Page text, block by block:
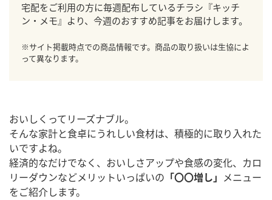
宅配をご利用の方に毎週配布しているチラシ『キッチ
ン・メモ』より、今週のおすすめ記事をお届けします。
※サイト掲載時点での商品情報です。商品の取り扱いは生協によ
って異なります。
おいしくってリーズナブル。
そんな家計と食卓にうれしい食材は、積極的に取り入れた
いですよね。
経済的なだけでなく、おいしさアップや食感の変化、カロ
リーダウンなどメリットいっぱいの 「〇〇増し」 メニュー
をご紹介します。